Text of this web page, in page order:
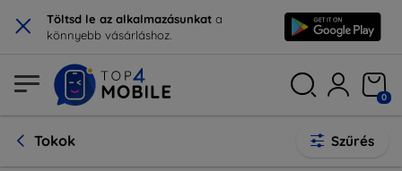
× Töltsd le az alkalmazásunkat a
könnyebb vásárláshoz.
0
Tokok Szűrés